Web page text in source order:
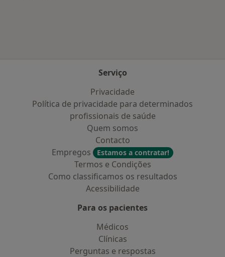
Serviço
Privacidade
Política de privacidade para determinados
profissionais de saúde
Quem somos
Contacto
Empregos
Estamos a contratar!
Termos e Condições
Como classificamos os resultados
Acessibilidade
Para os pacientes
Médicos
Clínicas
Perguntas e respostas